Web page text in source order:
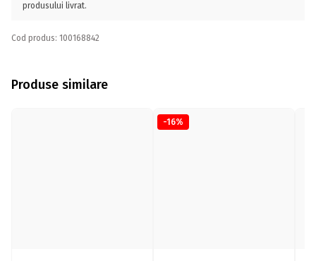
produsului livrat.
Cod produs: 100168842
Produse similare
-16%